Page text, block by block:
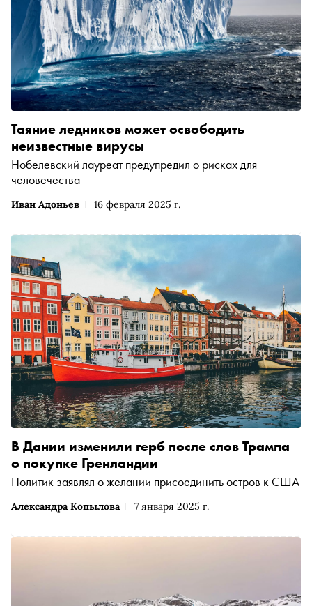
Иван Адоньев 16 февраля 2025 г.
Таяние ледников может освободить
неизвестные вирусы
Нобелевский лауреат предупредил о рисках для
человечества
Александра Копылова 7 января 2025 г.
В Дании изменили герб после слов Трампа
о покупке Гренландии
Политик заявлял о желании присоединить остров к США